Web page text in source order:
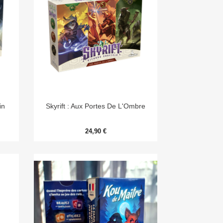
Aperçu rapide
Skyrift : Aux Portes De L'Ombre
24,90 €